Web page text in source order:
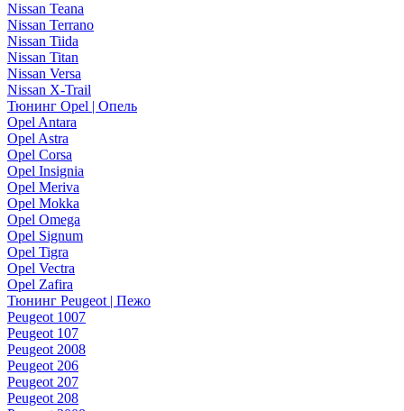
Nissan Teana
Nissan Terrano
Nissan Tiida
Nissan Titan
Nissan Versa
Nissan X-Trail
Тюнинг Opel | Опель
Opel Antara
Opel Astra
Opel Corsa
Opel Insignia
Opel Meriva
Opel Mokka
Opel Omega
Opel Signum
Opel Tigra
Opel Vectra
Opel Zafira
Тюнинг Peugeot | Пежо
Peugeot 1007
Peugeot 107
Peugeot 2008
Peugeot 206
Peugeot 207
Peugeot 208